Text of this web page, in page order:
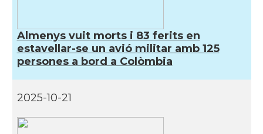
Almenys vuit morts i 83 ferits en
estavellar-se un avió militar amb 125
persones a bord a Colòmbia
2025-10-21